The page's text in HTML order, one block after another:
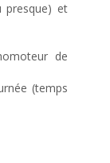
presque) et
de
(temps